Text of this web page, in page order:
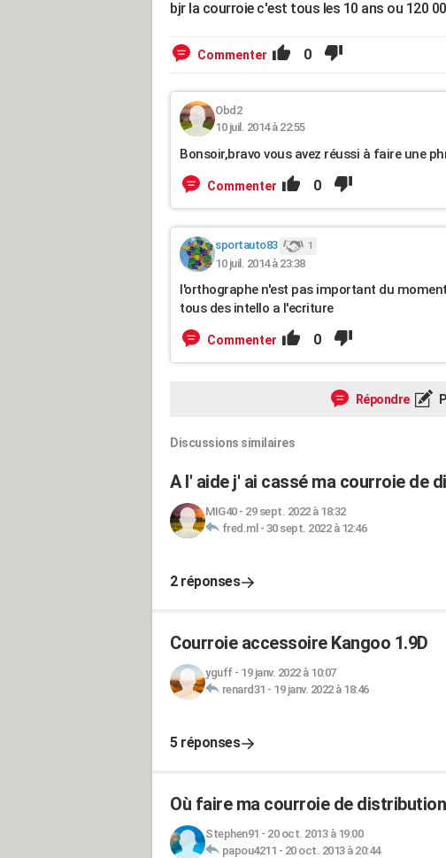
bjr la courroie c'est tous les 10 ans ou 120
Commenter 0
Obd2
10 juil. 2014 à 22:55
Bonsoir,bravo vous avez réussi à faire une
Commenter 0
sportauto83 1
10 juil. 2014 à 23:38
l'orthographe n'est pas important du
tous des intello a l'ecriture
Commenter 0
Répondre
Discussions similaires
A l' aide j' ai cassé ma courroie de
MIG40- 29 sept. 2022 à 18:32
fred.ml - 30 sept. 2022 à 12:46
2 réponses
Courroie accessoire Kangoo 1.9D
yguff- 19 janv. 2022 à 10:07
renard31 - 19 janv. 2022 à 18:46
5 réponses
Où faire ma courroie de
Stephen91 - 20 oct. 2013 à 19:00
papou4211 - 20 oct. 2013 à 20:44